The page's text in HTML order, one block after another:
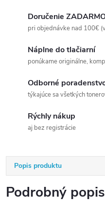
Doručenie
pri objednávke nad 100€
Náplne do tlačiarní
ponúkame originálne,
Odborné
týkajúce sa všetkých
Rýchly nákup
aj bez registrácie
Popis produktu
Podrobný popis